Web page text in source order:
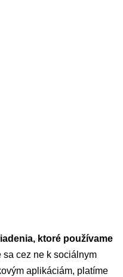
ktoré používame
sa cez ne k sociálnym
aplikáciám, platíme